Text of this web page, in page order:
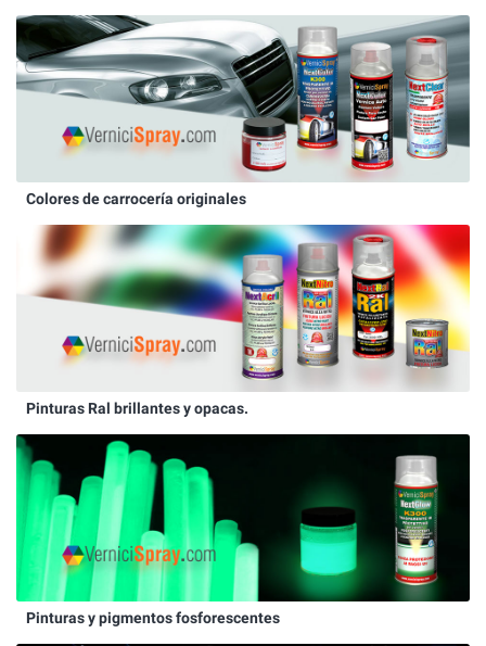
Colores de carrocería originales
Pinturas Ral brillantes y opacas.
Pinturas y pigmentos fosforescentes